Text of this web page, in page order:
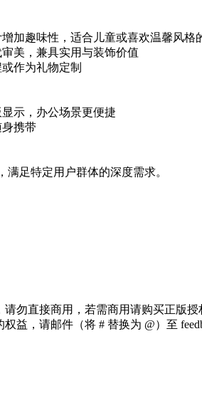
加趣味性，适合儿童或喜欢温馨风格
美，兼具实用与装饰价值
作为礼物定制
示，办公场景更便捷
携带
足特定用户群体的深度需求。
勿直接商用，若需商用请购买正版
，请邮件（将 # 替换为 @）至